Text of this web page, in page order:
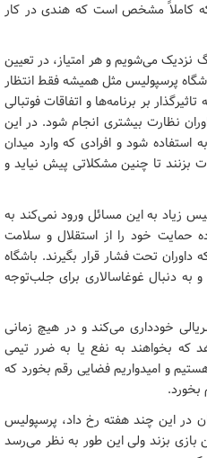
کاملاً مشخص است که هندی در کار
نزدیک می‌شویم و هر امتیاز، در تعیین
پرسپولیس مثل همیشه فقط انتظار
بر برنامه‌ها و اتفاقات فوتبالی
نظارت بیشتری انجام شود. در این
استفاده شود و افرادی که وارد میدان
بزنند تا چنین مشکلاتی پیش نیاید و
زیاد به این مسائل ورود نمی‌کند به
خود را از استقلال و سلامت
داوران تحت فشار قرار بگیرند. باشگاه
به دنبال غوغاسالاری برای جلب‌توجه
خودداری می‌کند و در هیچ زمانی
که بخواهند به نفع یا به ضرر تیمی
و امیدواریم فضایی رقم بخورد که
بخورد.
در این چند هفته رخ داد، پرسپولیس
بزند ولی این طور به نظر می‌رسد